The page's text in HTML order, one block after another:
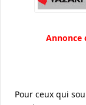
Annonce
Pour ceux qui